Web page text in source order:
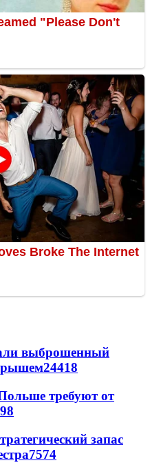
выброшенный
24418
требуют от
запас
7574